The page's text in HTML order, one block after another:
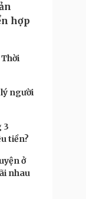
hợp
người
3
tiền?
ở
nhau